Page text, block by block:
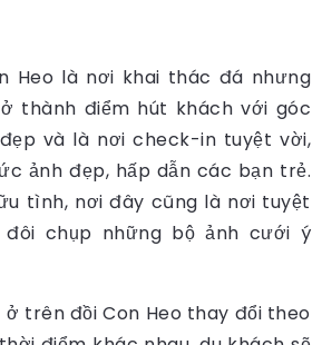
Heo là nơi khai thác đá nhưng
thành điểm hút khách với góc
và là nơi check-in tuyệt vời,
ảnh đẹp, hấp dẫn các bạn trẻ.
tình, nơi đây cũng là nơi tuyệt
chụp những bộ ảnh cưới ý
trên đồi Con Heo thay đổi theo